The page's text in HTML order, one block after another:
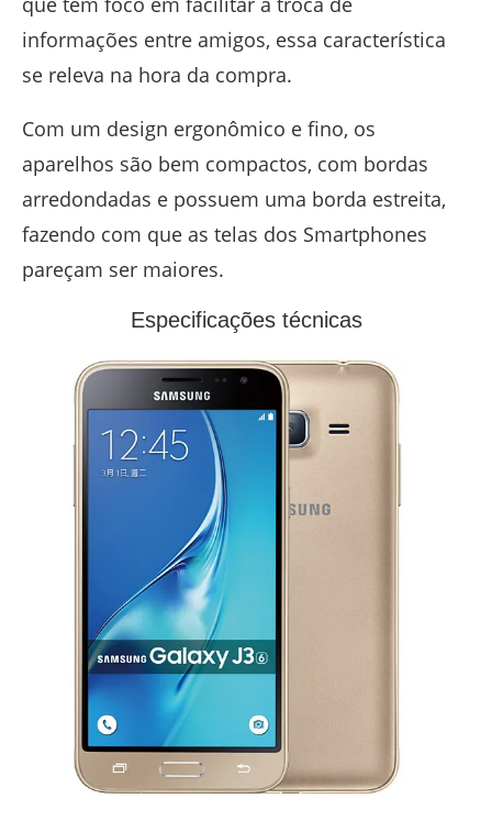
informações entre amigos, essa característica
se releva na hora da compra.
Com um design ergonômico e fino, os
aparelhos são bem compactos, com bordas
arredondadas e possuem uma borda estreita,
fazendo com que as telas dos Smartphones
pareçam ser maiores.
Especificações técnicas